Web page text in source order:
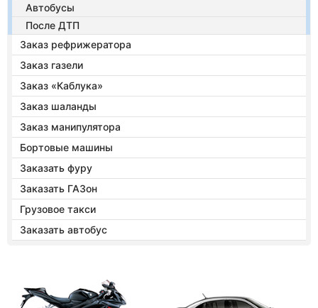
Автобусы
После ДТП
Заказ рефрижератора
Заказ газели
Заказ «Каблука»
Заказ шаланды
Заказ манипулятора
Бортовые машины
Заказать фуру
Заказать ГАЗон
Грузовое такси
Заказать автобус